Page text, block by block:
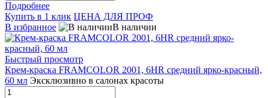
Подробнее
Купить в 1 клик ЦЕНА ДЛЯ ПРОФ
В избранное
В наличии
Быстрый просмотр
Крем-краска FRAMCOLOR 2001, 6HR средний ярко-красный,
60 мл Эксклюзивно в салонах красоты